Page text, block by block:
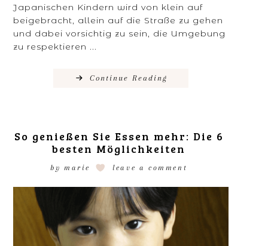
Japanischen Kindern wird von klein auf
beigebracht, allein auf die Straße zu gehen
und dabei vorsichtig zu sein, die Umgebung
zu respektieren ...
Continue Reading
So genießen Sie Essen mehr: Die 6
besten Möglichkeiten
bymarie leave a comment